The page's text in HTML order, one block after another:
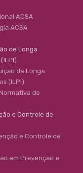
ACSA
ACSA
de Longa
de Longa
(ILPI)
de
e Controle de
e Controle de
em Prevenção e